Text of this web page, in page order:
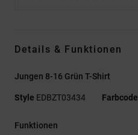
Details & Funktionen
Jungen 8-16 Grün T-Shirt
Style EDBZT03434 Farbcode
Funktionen